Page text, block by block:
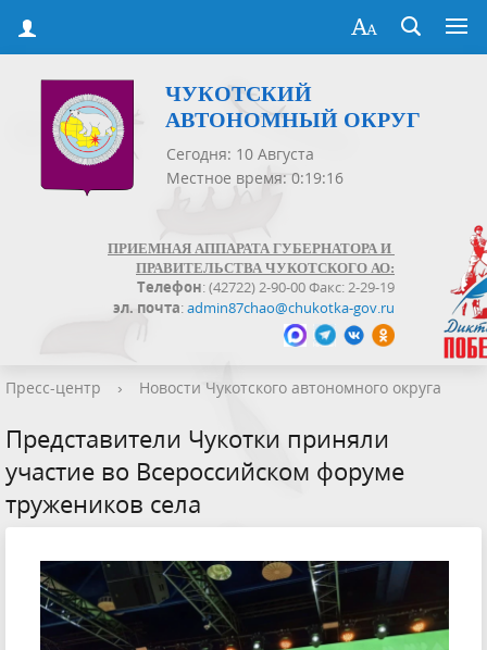
ЧУКОТСКИЙ
АВТОНОМНЫЙ ОКРУГ
Сегодня: 10 Августа
Местное время: 0:19:16
ПРИЕМНАЯ АППАРАТА ГУБЕРНАТОРА И
ПРАВИТЕЛЬСТВА ЧУКОТСКОГО АО:
Телефон: (42722) 2-90-00 Факс: 2-29-19
эл. почта:admin87chao@chukotka-gov.ru
Пресс-центр › Новости Чукотского автономного округа
Представители Чукотки приняли
участие во Всероссийском форуме
тружеников села